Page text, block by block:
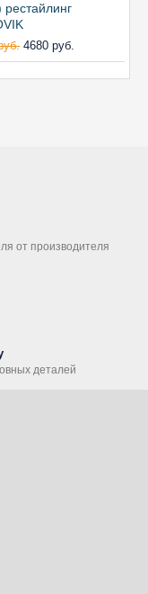
рестайлинг
4680 руб.
от производителя
деталей